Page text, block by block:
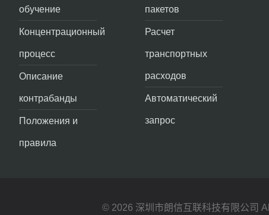
обучение
Концентрационный
процесс
Описание
контрабанды
Положения и
правила
пакетов
Расчет
транспортных
расходов
Автоматический
запрос
© 2026 深圳市朗信互联科技有限公司